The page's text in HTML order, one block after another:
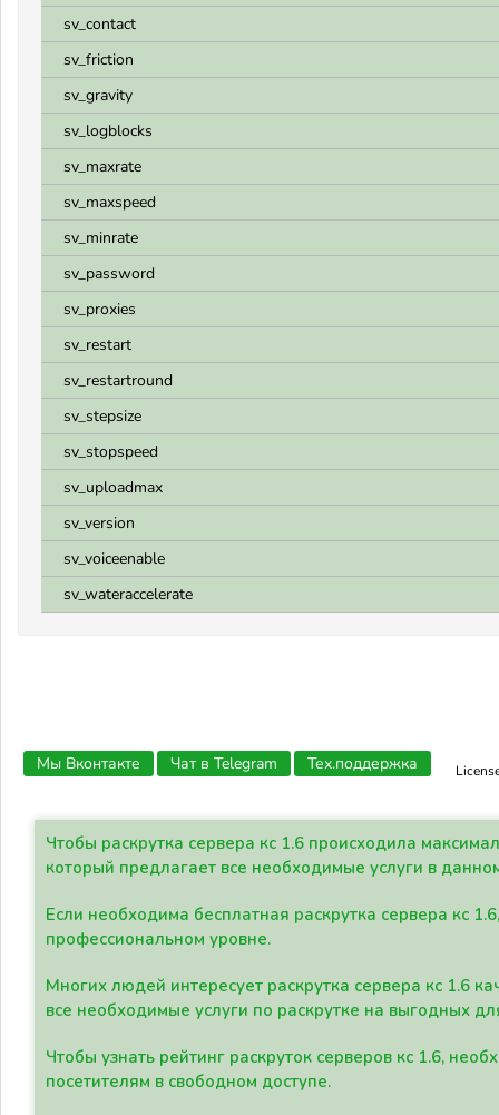
sv_contact
sv_friction
sv_gravity
sv_logblocks
sv_maxrate
sv_maxspeed
sv_minrate
sv_password
sv_proxies
sv_restart
sv_restartround
sv_stepsize
sv_stopspeed
sv_uploadmax
sv_version
sv_voiceenable
sv_wateraccelerate
Мы Вконтакте Чат в Telegram Тех.поддержка
Чтобы раскрутка сервера кс 1.6 происходила
который предлагает все необходимые услуги в
Если необходима бесплатная раскрутка сервера кс
профессиональном уровне.
Многих людей интересует раскрутка сервера кс 1.6
все необходимые услуги по раскрутке на выгодных
Чтобы узнать рейтинг раскруток серверов кс 1.6,
посетителям в свободном доступе.